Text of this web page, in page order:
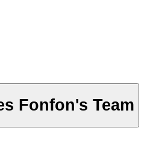
Fonfon's Team